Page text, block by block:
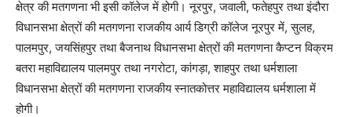
क्षेत्र की मतगणना भी इसी कॉलेज में होगी। नूरपुर, जवाली, फतेहपुर तथा इंदौरा
विधानसभा क्षेत्रों की मतगणना राजकीय आर्य डिग्री कॉलेज नूरपुर में, सुलह,
पालमपुर, जयसिंहपुर तथा बैजनाथ विधानसभा क्षेत्रों की मतगणना कैप्टन विक्रम
बतरा महाविद्यालय पालमपुर तथा नगरोटा, कांगड़ा, शाहपुर तथा धर्मशाला
विधानसभा क्षेत्रों की मतगणना राजकीय स्नातकोत्तर महाविद्यालय धर्मशाला में
होगी।